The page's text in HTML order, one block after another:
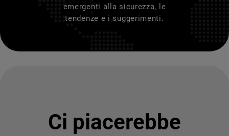
emergenti alla sicurezza, le
tendenze e i suggerimenti.
Ci piacerebbe